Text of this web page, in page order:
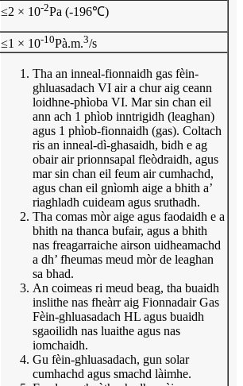
≤2 × 10-2Pa (-196℃)
≤1 × 10-10Pà.m.3/s
Tha an inneal-fionnaidh gas fèin-
ghluasadach VI air a chur aig ceann
loidhne-phìoba VI. Mar sin chan eil
ann ach 1 phìob inntrigidh (leaghan)
agus 1 phìob-fionnaidh (gas). Coltach
ris an inneal-dì-ghasaidh, bidh e ag
obair air prionnsapal fleòdraidh, agus
mar sin chan eil feum air cumhachd,
agus chan eil gnìomh aige a bhith a’
riaghladh cuideam agus sruthadh.
Tha comas mòr aige agus faodaidh e a
bhith na thanca bufair, agus a bhith
nas freagarraiche airson uidheamachd
a dh’ fheumas meud mòr de leaghan
sa bhad.
An coimeas ri meud beag, tha buaidh
inslithe nas fheàrr aig Fionnadair Gas
Fèin-ghluasadach HL agus buaidh
sgaoilidh nas luaithe agus nas
iomchaidh.
Gu fèin-ghluasadach, gun solar
cumhachd agus smachd làimhe.